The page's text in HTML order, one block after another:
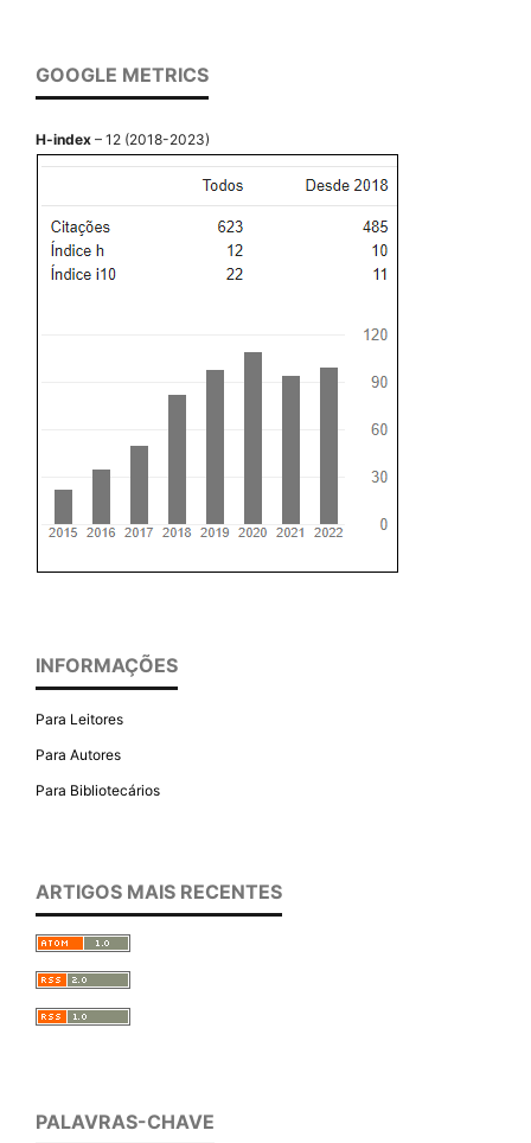
GOOGLE METRICS
H-index – 12 (2018-2023)
INFORMAÇÕES
Para Leitores
Para Autores
Para Bibliotecários
ARTIGOS MAIS RECENTES
PALAVRAS-CHAVE